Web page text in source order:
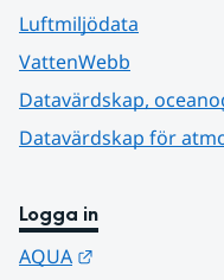
Luftmiljödata
VattenWebb
Datavärdskap,
Datavärdskap för
Logga in
AQUA